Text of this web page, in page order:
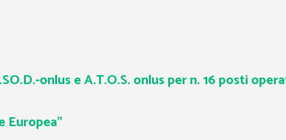
onlus e A.T.O.S. onlus per n. 16 posti
Europea”